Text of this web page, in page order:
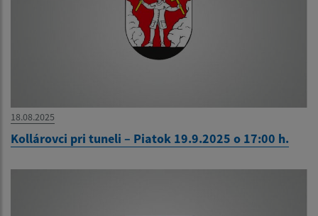
18.08.2025
Kollárovci pri tuneli – Piatok 19.9.2025 o 17:00 h.